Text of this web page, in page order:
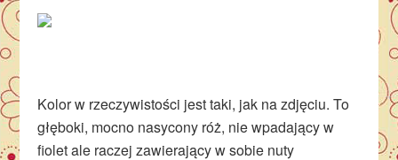
Kolor w rzeczywistości jest taki, jak na zdjęciu. To
głęboki, mocno nasycony róż, nie wpadający w
fiolet ale raczej zawierający w sobie nuty